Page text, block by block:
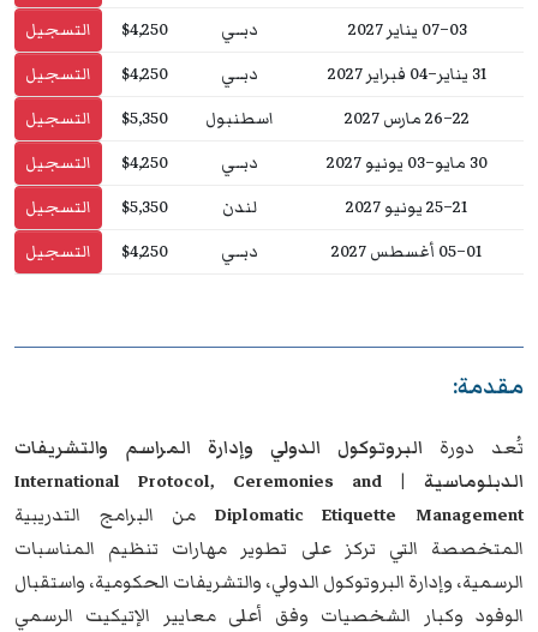
03–07 يناير 2027
دبــي $4,250
التسجيل
31 يناير–04 فبراير 2027
دبــي $4,250
التسجيل
22–26 مارس 2027
اسطنبول $5,350
التسجيل
30 مايو–03 يونيو 2027
دبــي $4,250
التسجيل
21–25 يونيو 2027
لندن $5,350
التسجيل
01–05 أغسطس 2027
دبــي $4,250 التسجيل
مقدمة:
تُعد دورة البروتوكول الدولي وإدارة المراسم والتشريفات
الدبلوماسية | International Protocol, Ceremonies and
Diplomatic Etiquette Management من البرامج التدريبية
المتخصصة التي تركز على تطوير مهارات تنظيم المناسبات
الرسمية، وإدارة البروتوكول الدولي، والتشريفات الحكومية، واستقبال
الوفود وكبار الشخصيات وفق أعلى معايير الإتيكيت الرسمي